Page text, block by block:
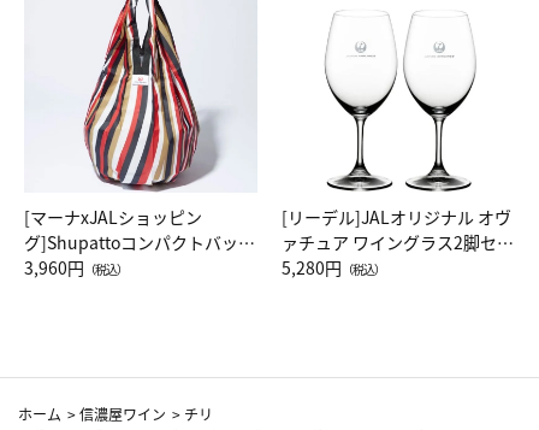
[マーナxJALショッピン
グ]Shupattoコンパクトバッグ
Drop JAL客室乗務員（LC）ス
3,960円 （税込）
[リーデル]JALオリジナル オヴ
ァチュア ワイングラス2脚セッ
ト（レッドワイン）
5,280円 （税込）
ホーム >信濃屋ワイン > チリ